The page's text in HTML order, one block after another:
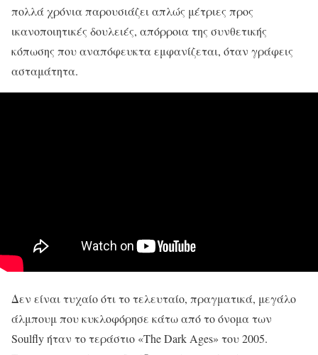
πολλά χρόνια παρουσιάζει απλώς μέτριες προς
ικανοποιητικές δουλειές, απόρροια της συνθετικής
κόπωσης που αναπόφευκτα εμφανίζεται, όταν γράφεις
ασταμάτητα.
Δεν είναι τυχαίο ότι το τελευταίο, πραγματικά, μεγάλο
άλμπουμ που κυκλοφόρησε κάτω από το όνομα των
Soulfly ήταν το τεράστιο «The Dark Ages» του 2005.